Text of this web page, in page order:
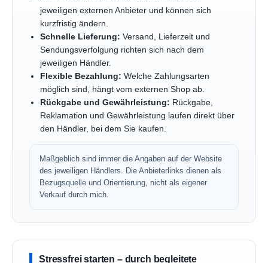
jeweiligen externen Anbieter und können sich
kurzfristig ändern.
Schnelle Lieferung: Versand, Lieferzeit und
Sendungsverfolgung richten sich nach dem
jeweiligen Händler.
Flexible Bezahlung: Welche Zahlungsarten
möglich sind, hängt vom externen Shop ab.
Rückgabe und Gewährleistung: Rückgabe,
Reklamation und Gewährleistung laufen direkt über
den Händler, bei dem Sie kaufen.
Maßgeblich sind immer die Angaben auf der Website
des jeweiligen Händlers. Die Anbieterlinks dienen als
Bezugsquelle und Orientierung, nicht als eigener
Verkauf durch mich.
Stressfrei starten – durch begleitete